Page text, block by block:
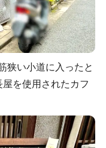
狭い小道に入ったと
を使用されたカフ